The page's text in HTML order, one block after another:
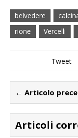
belvedere
rione
Vercelli
Tweet
← Articolo
Articoli